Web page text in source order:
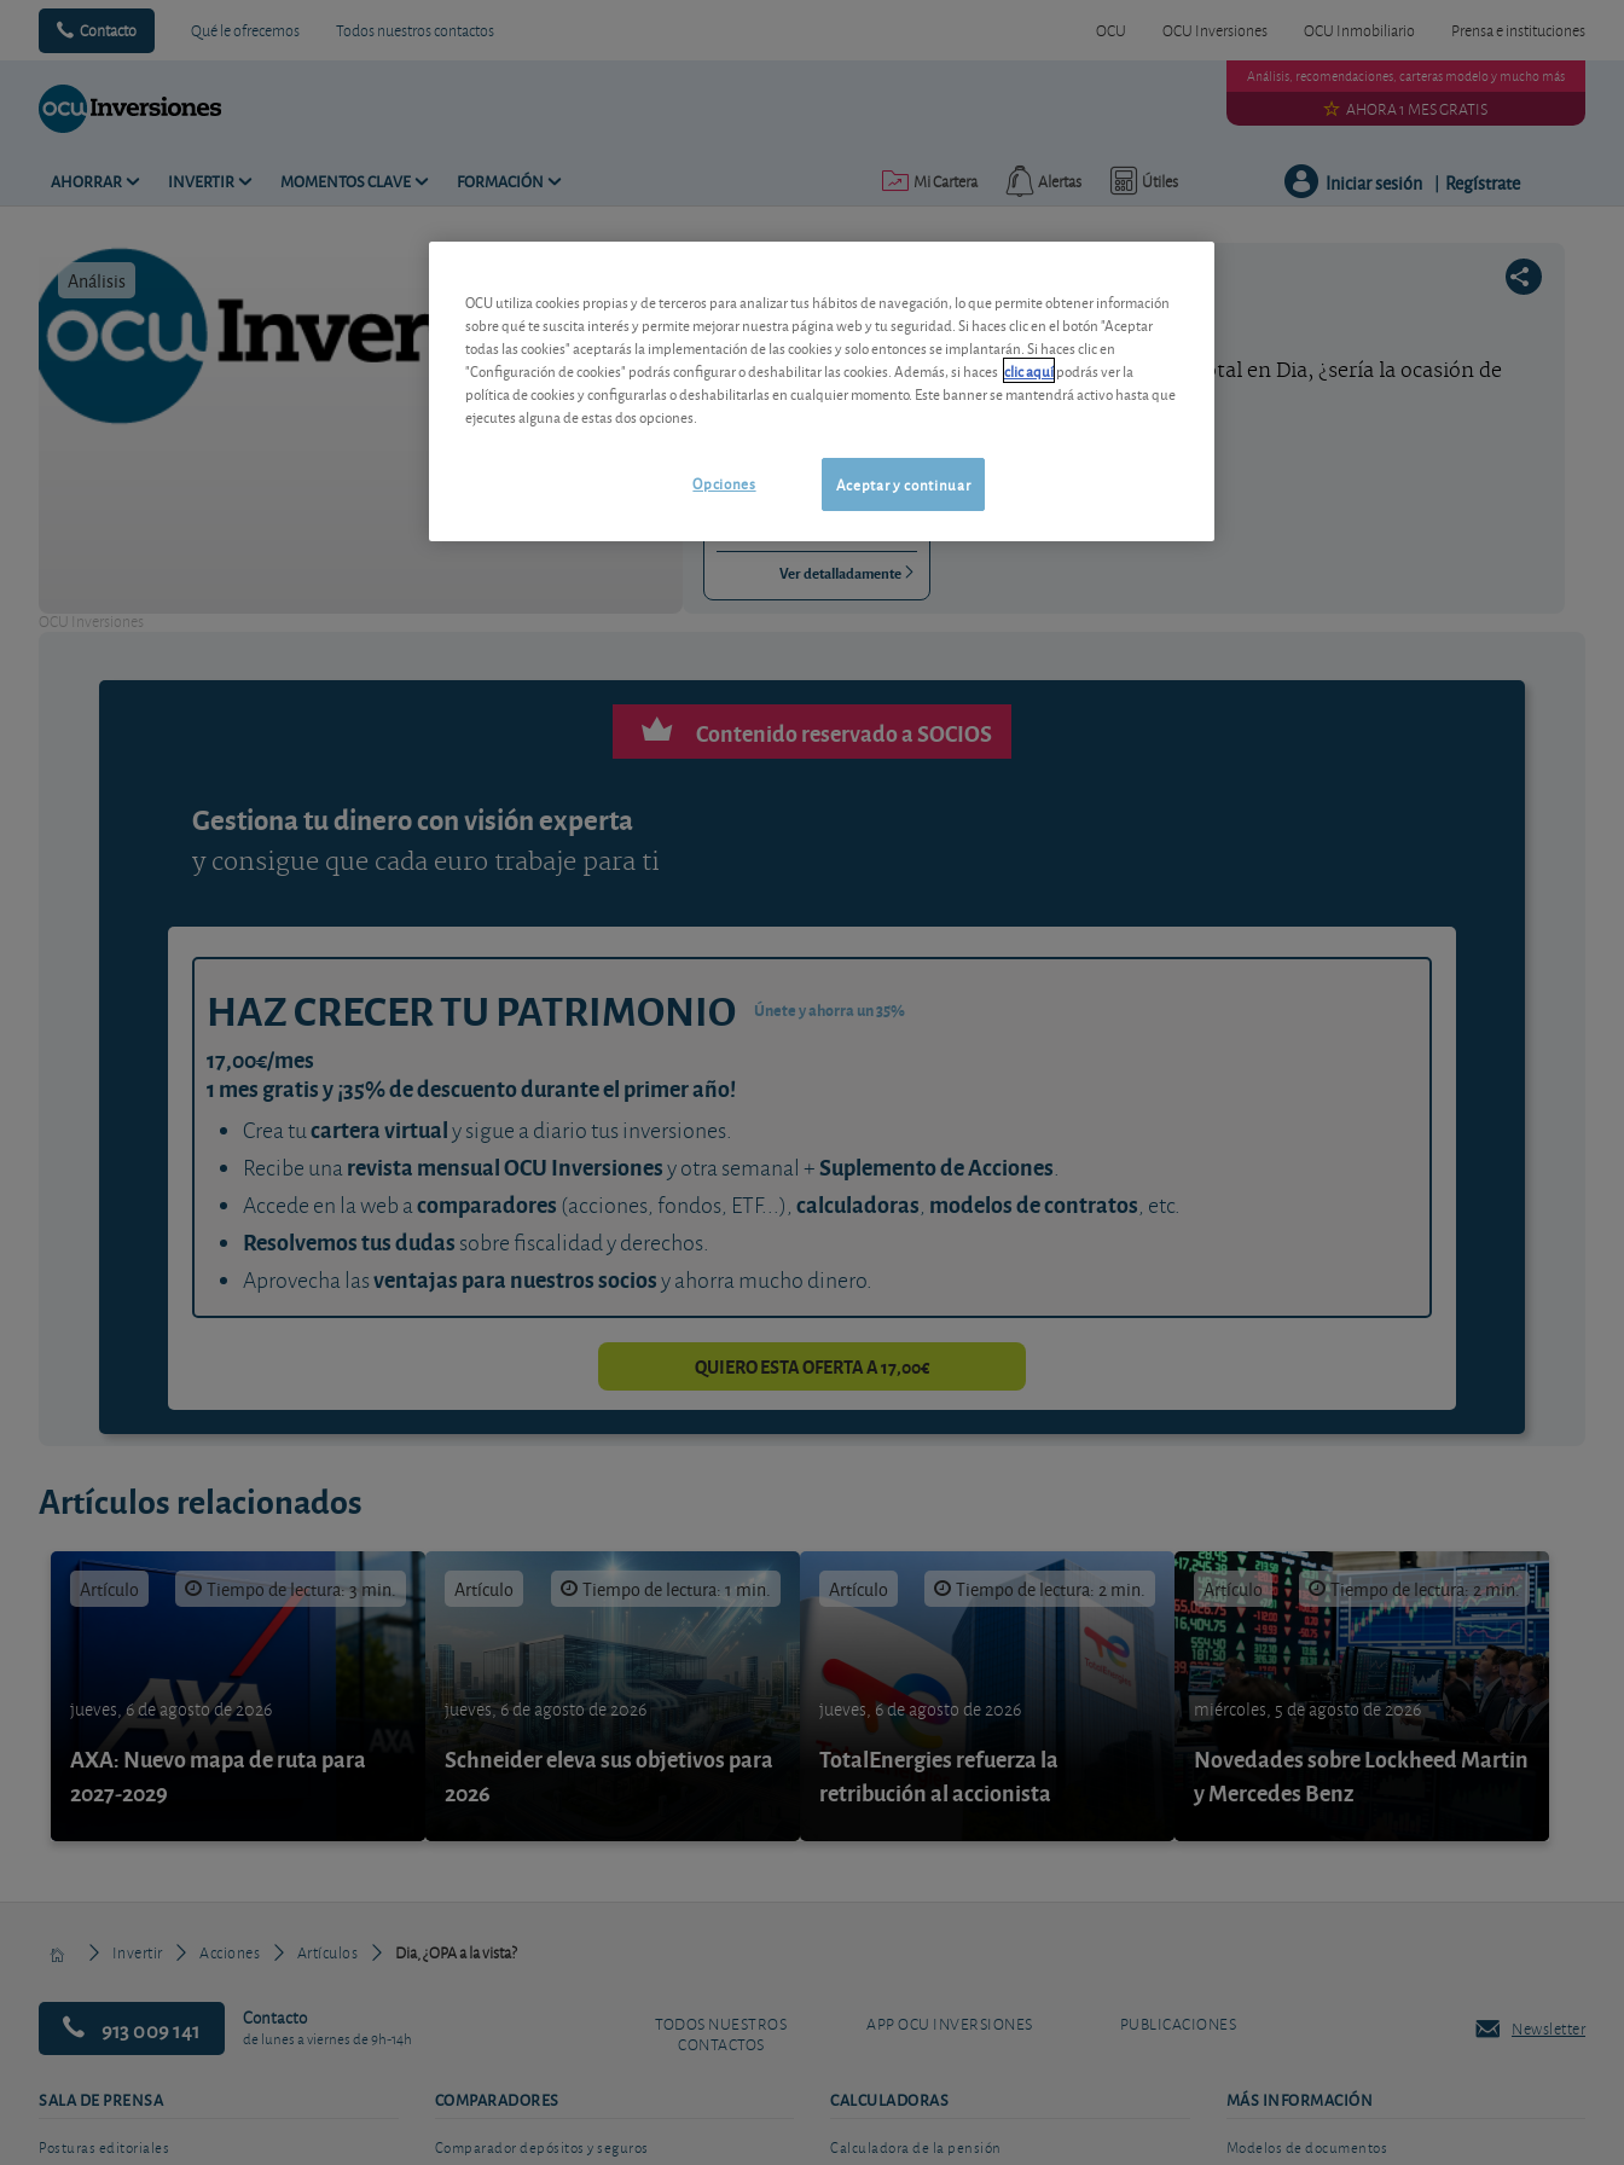
Contacto Qué le ofrecemos Todos nuestros contactos OCU OCU Inversiones OCU Inmobiliario Prensa e instituciones
AHORRAR INVERTIR MOMENTOS CLAVE FORMACIÓN Útiles
Alertas
Mi Cartera
Análisis, recomendaciones, carteras modelo y mucho más
AHORA 1 MES GRATIS
Iniciar sesión | Regístrate
Análisis
OCU Inversiones
Dia, ¿OPA a la vista?
Mikhail Fridman está a un paso de tomar el control total en Dia, ¿sería la ocasión de
apostar por una jugosa oferta?
Ver detalladamente
Contenido reservado a SOCIOS
Gestiona tu dinero con visión experta
y consigue que cada euro trabaje para ti
HAZ CRECER TU PATRIMONIO Únete y ahorra un 35%
17,00€/mes
1 mes gratis y ¡35% de descuento durante el primer año!
Crea tucartera virtualy sigue a diario tus inversiones.
Recibe unarevista mensual OCU Inversionesy otra semanal +Suplemento de Acciones.
Accede en la web acomparadores (acciones, fondos, ETF...), calculadoras, modelos de contratos, etc.
Resolvemos tus dudas sobre fiscalidad y derechos.
Aprovecha lasventajas para nuestros sociosy ahorra mucho dinero.
QUIERO ESTA OFERTA A 17,00€
Artículos relacionados
Artículo Tiempo de lectura: 3 min.
jueves, 6 de agosto de 2026
AXA: Nuevo mapa de ruta para
2027-2029
Artículo Tiempo de lectura: 1 min.
jueves, 6 de agosto de 2026
Schneider eleva sus objetivos para
2026
Artículo Tiempo de lectura: 2 min.
jueves, 6 de agosto de 2026
TotalEnergies refuerza la
retribución al accionista
Artículo Tiempo de lectura: 2 min.
miércoles, 5 de agosto de 2026
Novedades sobre Lockheed Martin
y Mercedes Benz
Invertir Acciones Artículos Dia, ¿OPA a la vista?
913 009 141 Contacto
de lunes a viernes de 9h-14h
TODOS NUESTROS
CONTACTOS
APP OCU INVERSIONES PUBLICACIONES Newsletter
SALA DE PRENSA
Posturas editoriales
COMPARADORES
Comparador depósitos y seguros
CALCULADORAS
Calculadora de la pensión
MÁS INFORMACIÓN
Modelos de documentos
OCU utiliza cookies propias y de terceros para analizar tus hábitos de navegación, lo que permite obtener información
sobre qué te suscita interés y permite mejorar nuestra página web y tu seguridad. Si haces clic en el botón "Aceptar
todas las cookies" aceptarás la implementación de las cookies y solo entonces se implantarán. Si haces clic en
"Configuración de cookies" podrás configurar o deshabilitar las cookies. Además, si haces clic aquípodrás ver la
política de cookies y configurarlas o deshabilitarlas en cualquier momento. Este banner se mantendrá activo hasta que
ejecutes alguna de estas dos opciones.
Aceptar y continuar
Opciones